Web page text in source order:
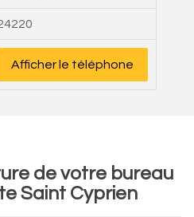
Afficher le téléphone
de votre bureau
Saint Cyprien